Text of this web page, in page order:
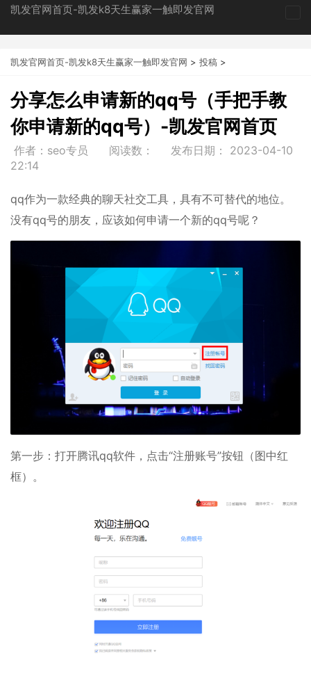
凯发官网首页-凯发k8天生赢家一触即发官网
凯发官网首页-凯发k8天生赢家一触即发官网 > 投稿 >
分享怎么申请新的qq号（手把手教
你申请新的qq号）-凯发官网首页
作者：seo专员 阅读数： 发布日期： 2023-04-10
22:14
qq作为一款经典的聊天社交工具，具有不可替代的地位。
没有qq号的朋友，应该如何申请一个新的qq号呢？
第一步：打开腾讯qq软件，点击“注册账号”按钮（图中红
框）。